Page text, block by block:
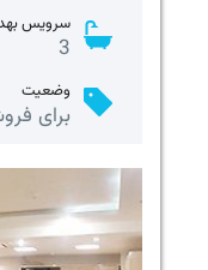
سرویس
3
وضعیت
برای